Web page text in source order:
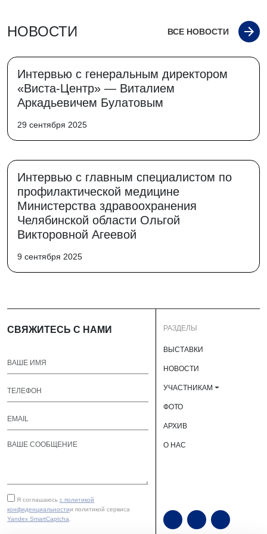
НОВОСТИ ВСЕ НОВОСТИ
Интервью с генеральным директором
«Виста-Центр» — Виталием
Аркадьевичем Булатовым
29 сентября 2025
Интервью с главным специалистом по
профилактической медицине
Министерства здравоохранения
Челябинской области Ольгой
Викторовной Агеевой
9 сентября 2025
СВЯЖИТЕСЬ С НАМИ
Я соглашаюсь с политикой
конфиденциальностии политикой сервиса
Yandex SmartCaptcha.
РАЗДЕЛЫ
ВЫСТАВКИ
НОВОСТИ
УЧАСТНИКАМ
ФОТО
АРХИВ
О НАС